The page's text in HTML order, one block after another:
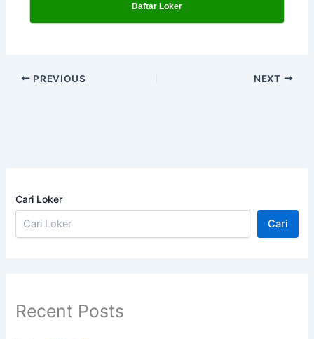
Daftar Loker
PREVIOUS NEXT
Cari Loker
Cari
Recent Posts